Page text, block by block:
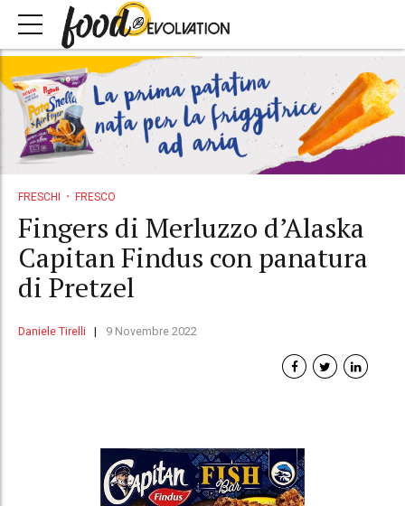
FRESCHI FRESCO
Fingers di Merluzzo d’Alaska
Capitan Findus con panatura
di Pretzel
Daniele Tirelli 9 Novembre 2022